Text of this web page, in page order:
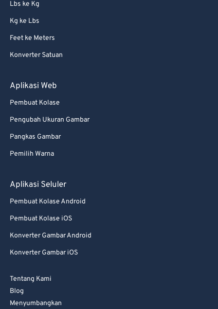
Lbs ke Kg
Kg ke Lbs
Feet ke Meters
Konverter Satuan
Aplikasi Web
Pembuat Kolase
Pengubah Ukuran Gambar
Pangkas Gambar
Pemilih Warna
Aplikasi Seluler
Pembuat Kolase Android
Pembuat Kolase iOS
Konverter Gambar Android
Konverter Gambar iOS
Tentang Kami
Blog
Menyumbangkan